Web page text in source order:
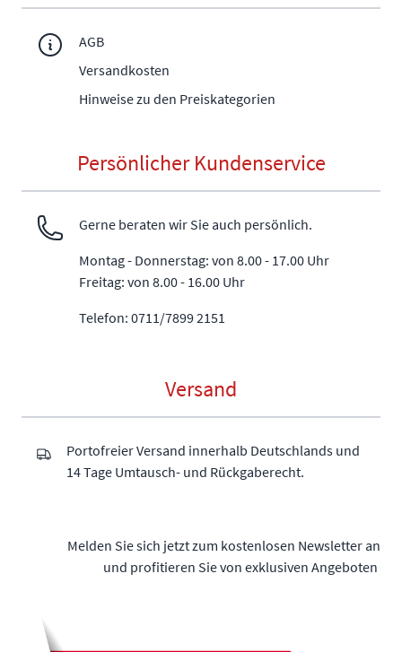
AGB
Versandkosten
Hinweise zu den Preiskategorien
Persönlicher Kundenservice
Gerne beraten wir Sie auch persönlich.
Montag - Donnerstag: von 8.00 - 17.00 Uhr
Freitag: von 8.00 - 16.00 Uhr
Telefon: 0711/7899 2151
Versand
Portofreier Versand innerhalb Deutschlands und
14 Tage Umtausch- und Rückgaberecht.
Melden Sie sich jetzt zum kostenlosen Newsletter an
und profitieren Sie von exklusiven Angeboten